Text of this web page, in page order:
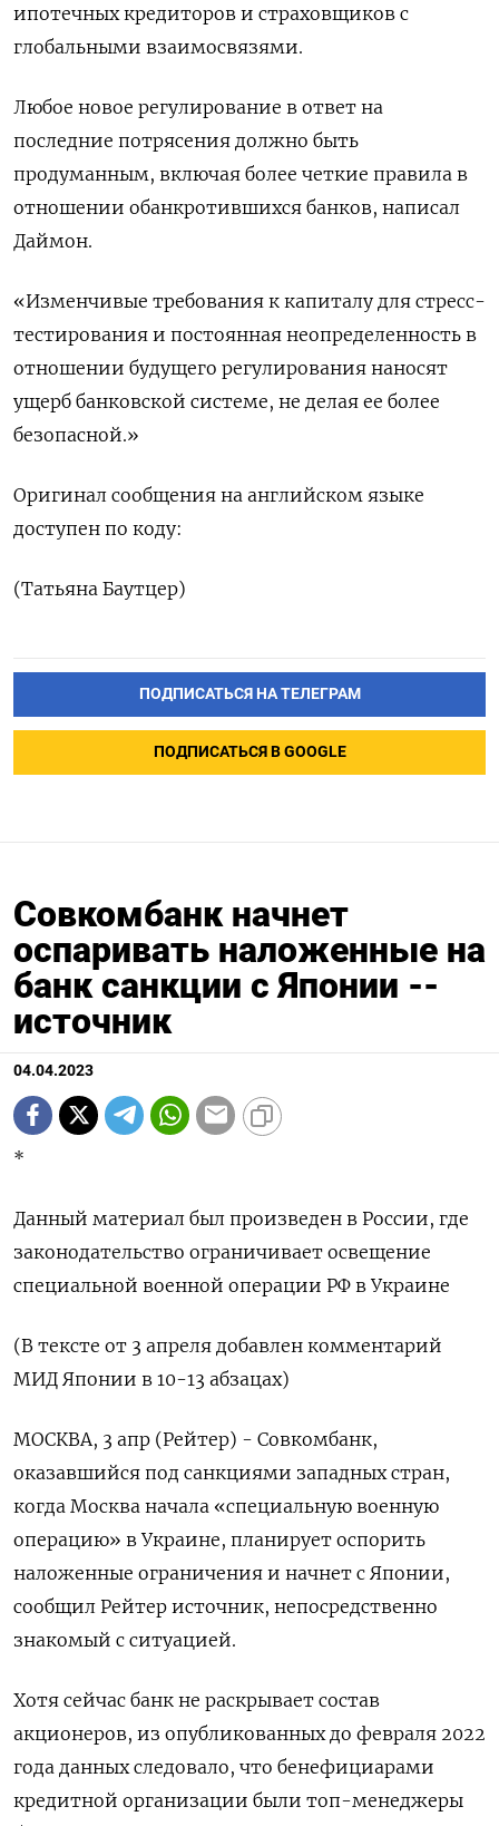
ипотечных кредиторов и страховщиков с
глобальными взаимосвязями.
Любое новое регулирование в ответ на
последние потрясения должно быть
продуманным, включая более четкие правила в
отношении обанкротившихся банков, написал
Даймон.
«Изменчивые требования к капиталу для стресс-
тестирования и постоянная неопределенность в
отношении будущего регулирования наносят
ущерб банковской системе, не делая ее более
безопасной.»
Оригинал сообщения на английском языке
доступен по коду:
(Татьяна Баутцер)
ПОДПИСАТЬСЯ НА ТЕЛЕГРАМ
ПОДПИСАТЬСЯ В GOOGLE
Совкомбанк начнет
оспаривать наложенные на
банк санкции с Японии --
источник
04.04.2023
*
Данный материал был произведен в России, где
законодательство ограничивает освещение
специальной военной операции РФ в Украине
(В тексте от 3 апреля добавлен комментарий
МИД Японии в 10-13 абзацах)
МОСКВА, 3 апр (Рейтер) - Совкомбанк,
оказавшийся под санкциями западных стран,
когда Москва начала «специальную военную
операцию» в Украине, планирует оспорить
наложенные ограничения и начнет с Японии,
сообщил Рейтер источник, непосредственно
знакомый с ситуацией.
Хотя сейчас банк не раскрывает состав
акционеров, из опубликованных до февраля 2022
года данных следовало, что бенефициарами
кредитной организации были топ-менеджеры